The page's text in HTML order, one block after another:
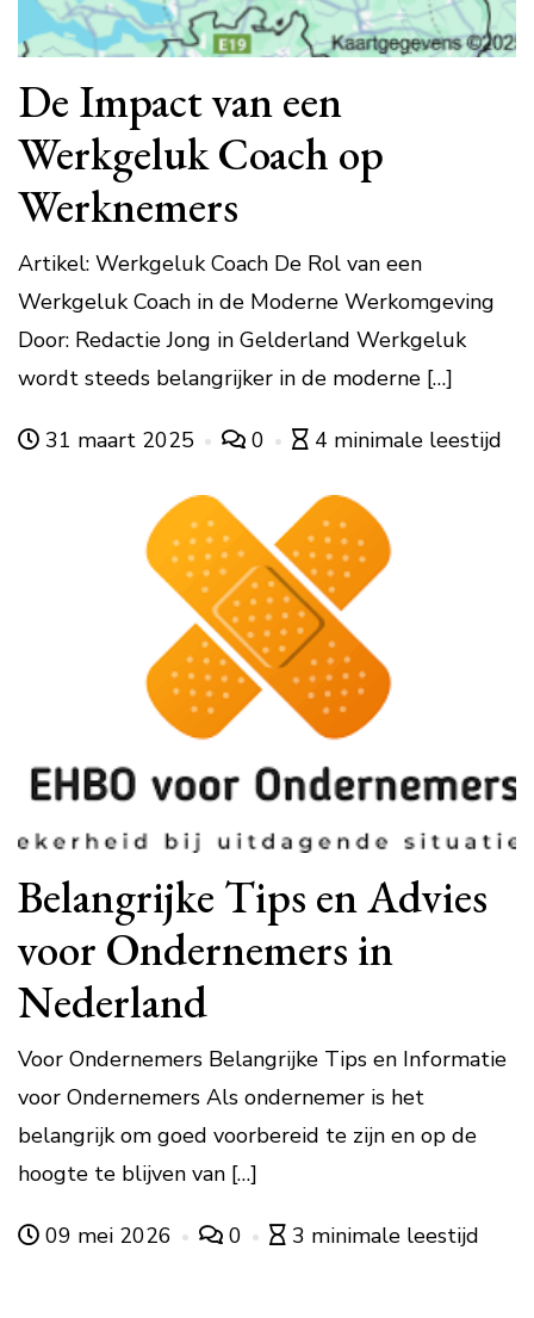
De Impact van een
Werkgeluk Coach op
Werknemers
Artikel: Werkgeluk Coach De Rol van een
Werkgeluk Coach in de Moderne Werkomgeving
Door: Redactie Jong in Gelderland Werkgeluk
wordt steeds belangrijker in de moderne […]
31 maart 2025 0 4 minimale leestijd
Belangrijke Tips en Advies
voor Ondernemers in
Nederland
Voor Ondernemers Belangrijke Tips en Informatie
voor Ondernemers Als ondernemer is het
belangrijk om goed voorbereid te zijn en op de
hoogte te blijven van […]
09 mei 2026 0 3 minimale leestijd